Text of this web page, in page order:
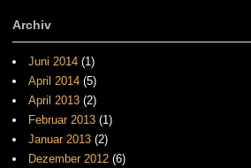
Archiv
Juni 2014 (1)
April 2014 (5)
April 2013 (2)
Februar 2013 (1)
Januar 2013 (2)
Dezember 2012 (6)